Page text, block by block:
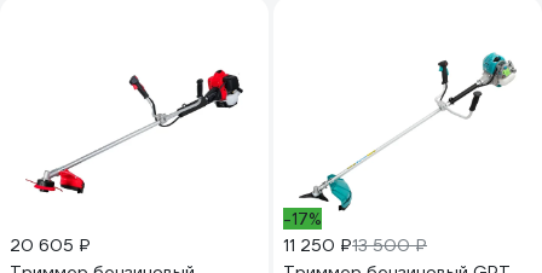
20 605 ₽
-17%
11 250 ₽13 500 ₽